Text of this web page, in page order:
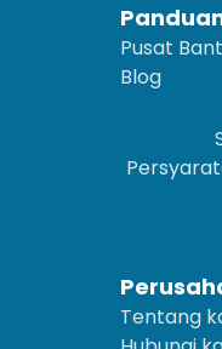
Pusat
Blog
Tentang